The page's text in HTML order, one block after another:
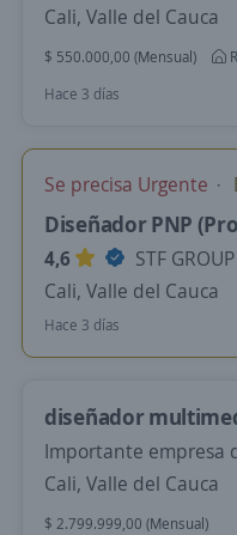
Cali, Valle del Cauca
$ 550.000,00 (Mensual)
Hace 3 días
Se precisa Urgente
Diseñador PNP
4,6
STF
Cali, Valle del Cauca
Hace 3 días
diseñador
Importante empresa
Cali, Valle del Cauca
$ 2.799.999,00 (Mensual)